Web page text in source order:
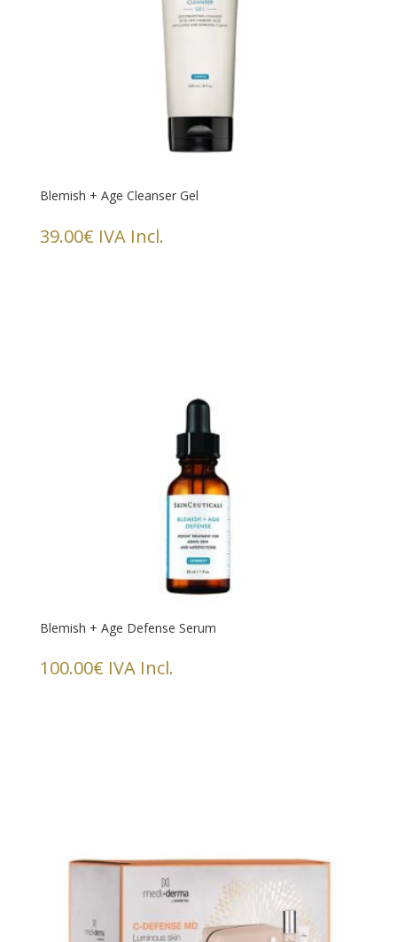
Blemish + Age Cleanser Gel
39.00€ IVA Incl.
Blemish + Age Defense Serum
100.00€ IVA Incl.